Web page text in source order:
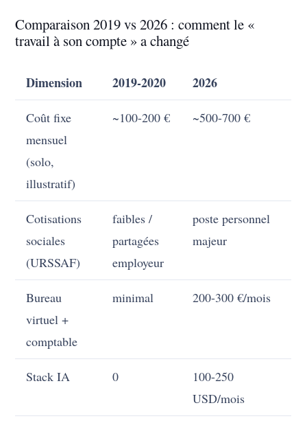
Comparaison 2019 vs 2026 : comment le «
travail à son compte » a changé
Dimension 2019-2020 2026
Coût fixe
mensuel
(solo,
illustratif)
~100-200 € ~500-700 €
Cotisations
sociales
(URSSAF)
faibles /
partagées
employeur
poste personnel
majeur
Bureau
virtuel +
comptable
minimal 200-300 €/mois
Stack IA 0
100-250
USD/mois